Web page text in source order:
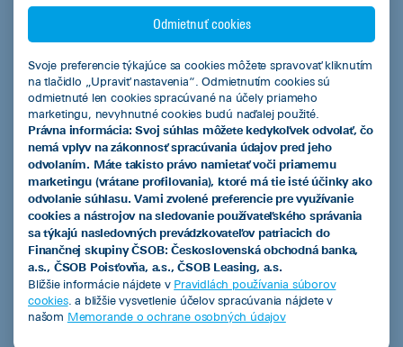
Overenie predschváleného limitu financovania pre podnikateľov
Užitočné informácie
Dokumenty na stiahnutie
Často kladené otázky
Blog
Štatúty súťaží a akcií
Referencie
Krátky slovník lízingového jazyka
Informácie k platbám vopred v súvislosti s kontrolným výkazom
DPH
Odmietnuť cookies
Svoje preferencie týkajúce sa cookies môžete spravovať kliknutím
na tlačidlo „Upraviť nastavenia“. Odmietnutím cookies sú
odmietnuté len cookies spracúvané na účely priameho
marketingu, nevyhnutné cookies budú naďalej použité.
Právna informácia: Svoj súhlas môžete kedykoľvek odvolať, čo
nemá vplyv na zákonnosť spracúvania údajov pred jeho
odvolaním. Máte takisto právo namietať voči priamemu
marketingu (vrátane profilovania), ktoré má tie isté účinky ako
odvolanie súhlasu. Vami zvolené preferencie pre využívanie
cookies a nástrojov na sledovanie používateľského správania
sa týkajú nasledovných prevádzkovateľov patriacich do
Finančnej skupiny ČSOB: Československá obchodná banka,
a.s., ČSOB Poisťovňa, a.s., ČSOB Leasing, a.s.
Bližšie informácie nájdete v Pravidlách používania súborov
cookies. a bližšie vysvetlenie účelov spracúvania nájdete v
našom Memorande o ochrane osobných údajov